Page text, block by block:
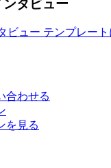
タビュー
ビュー テンプレー
合わせる
を見る